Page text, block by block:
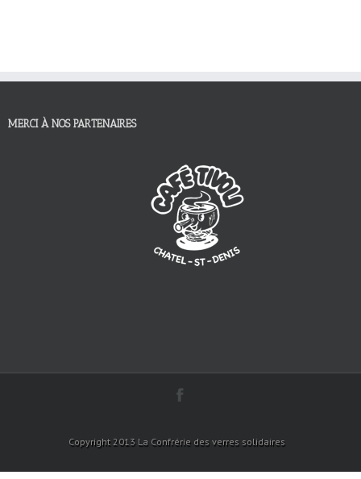
MERCI À NOS PARTENAIRES
Copyright 2013 La Confrérie des verres solidaires